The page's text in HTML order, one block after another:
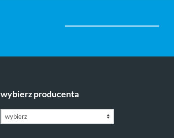
wybierz producenta